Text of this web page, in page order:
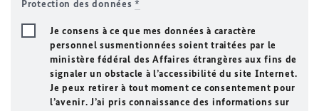
Protection des données*
Je consens à ce que mes données à caractère
personnel susmentionnées soient traitées par le
ministère fédéral des Affaires étrangères aux fins de
signaler un obstacle à l’accessibilité du site Internet.
Je peux retirer à tout moment ce consentement pour
l’avenir. J’ai pris connaissance des informations sur